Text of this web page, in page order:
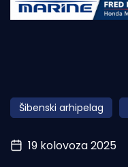
Obala
Otoci
Turizam i nautika
Šibenski arhipelag
19 kolovoza 2025